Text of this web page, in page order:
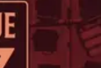
de france le PSG